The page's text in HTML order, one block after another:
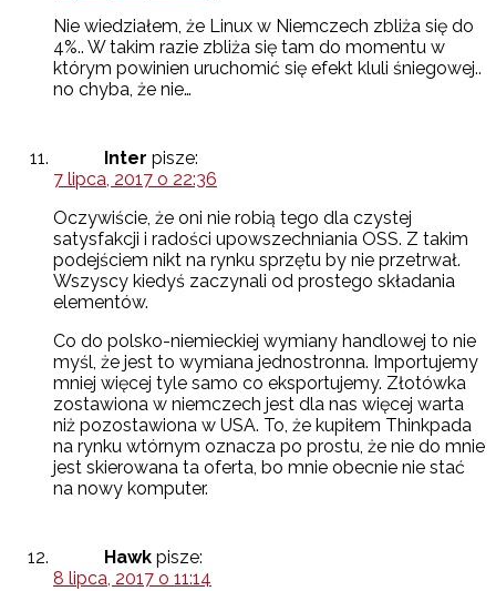
Nie wiedziałem, że Linux w Niemczech zbliża się do
4%.. W takim razie zbliża się tam do momentu w
którym powinien uruchomić się efekt kluli śniegowej..
no chyba, że nie…
Inter pisze:
7 lipca, 2017 o 22:36
Oczywiście, że oni nie robią tego dla czystej
satysfakcji i radości upowszechniania OSS. Z takim
podejściem nikt na rynku sprzętu by nie przetrwał.
Wszyscy kiedyś zaczynali od prostego składania
elementów.
Co do polsko-niemieckiej wymiany handlowej to nie
myśl, że jest to wymiana jednostronna. Importujemy
mniej więcej tyle samo co eksportujemy. Złotówka
zostawiona w niemczech jest dla nas więcej warta
niż pozostawiona w USA. To, że kupiłem Thinkpada
na rynku wtórnym oznacza po prostu, że nie do mnie
jest skierowana ta oferta, bo mnie obecnie nie stać
na nowy komputer.
Hawk pisze:
8 lipca, 2017 o 11:14